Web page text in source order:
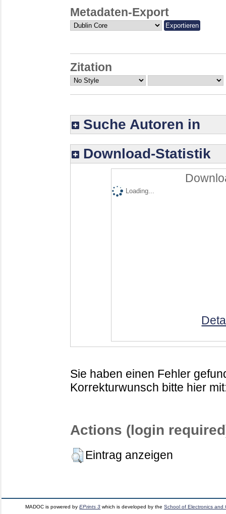
Metadaten-Export
Zitation
Suche Autoren in
Download-Statistik
Loading...
Sie haben einen Fehler
Korrekturwunsch bitte hier
Actions (login
Eintrag anzeigen
MADOC is powered byEPrints 3 which is developed by theSchool of Electronics and